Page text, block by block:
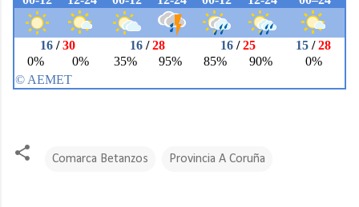
Comarca Betanzos Provincia A Coruña